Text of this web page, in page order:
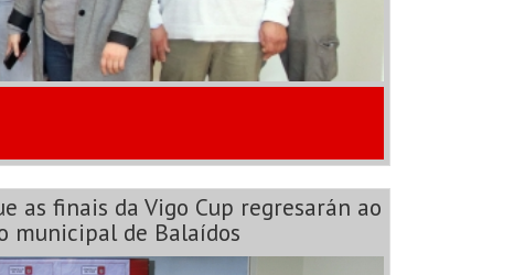
as finais da Vigo Cup regresarán ao
municipal de Balaídos